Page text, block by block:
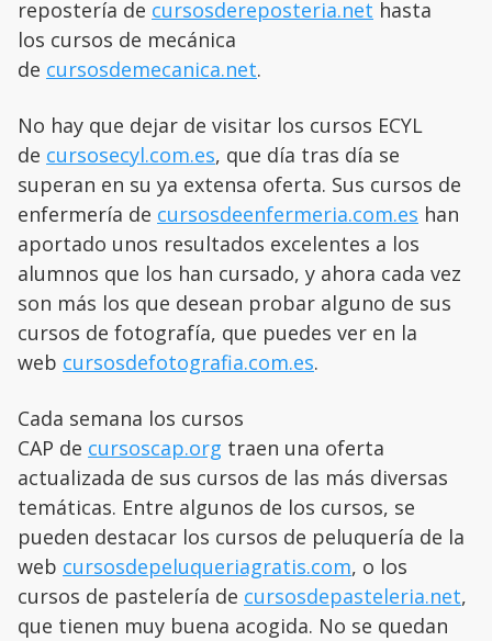
repostería de cursosdereposteria.net hasta
los cursos de mecánica
de cursosdemecanica.net.
No hay que dejar de visitar los cursos ECYL
de cursosecyl.com.es, que día tras día se
superan en su ya extensa oferta. Sus cursos de
enfermería de cursosdeenfermeria.com.es han
aportado unos resultados excelentes a los
alumnos que los han cursado, y ahora cada vez
son más los que desean probar alguno de sus
cursos de fotografía, que puedes ver en la
web cursosdefotografia.com.es.
Cada semana los cursos
CAP de cursoscap.org traen una oferta
actualizada de sus cursos de las más diversas
temáticas. Entre algunos de los cursos, se
pueden destacar los cursos de peluquería de la
web cursosdepeluqueriagratis.com, o los
cursos de pastelería de cursosdepasteleria.net,
que tienen muy buena acogida. No se quedan